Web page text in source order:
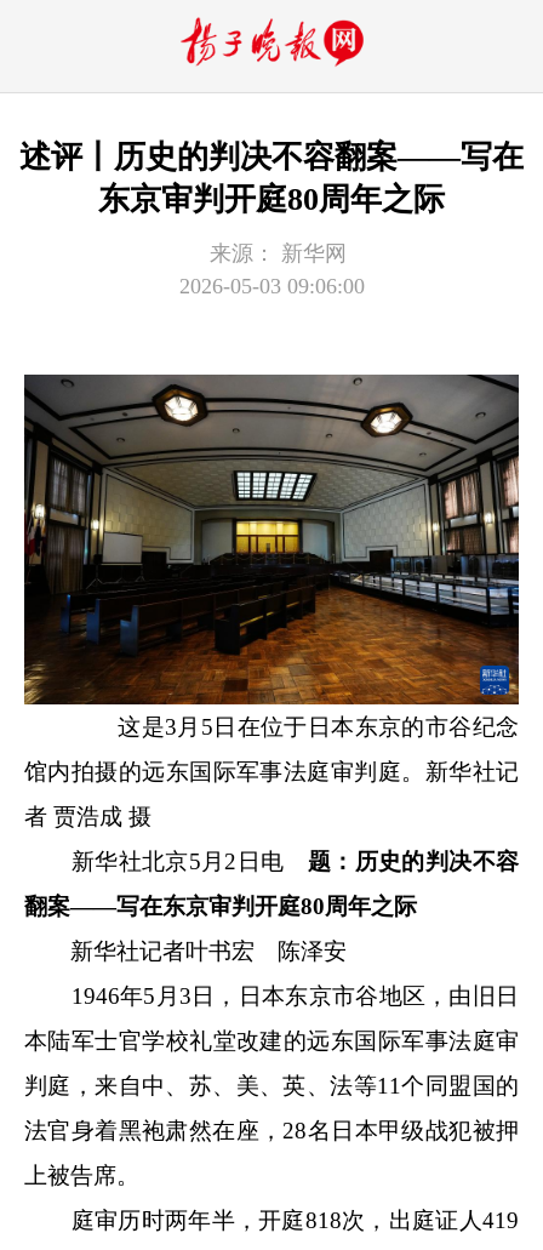
述评丨历史的判决不容翻案——写在
东京审判开庭80周年之际
来源：
新华网
2026-05-03 09:06:00
这是3月5日在位于日本东京的市谷纪念
馆内拍摄的远东国际军事法庭审判庭。新华社记
者 贾浩成 摄
新华社北京5月2日电 题：历史的判决不容
翻案——写在东京审判开庭80周年之际
新华社记者叶书宏 陈泽安
1946年5月3日，日本东京市谷地区，由旧日
本陆军士官学校礼堂改建的远东国际军事法庭审
判庭，来自中、苏、美、英、法等11个同盟国的
法官身着黑袍肃然在座，28名日本甲级战犯被押
上被告席。
庭审历时两年半，开庭818次，出庭证人419